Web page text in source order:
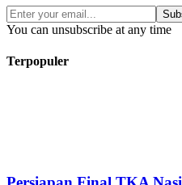
You can unsubscribe at any time
Terpopuler